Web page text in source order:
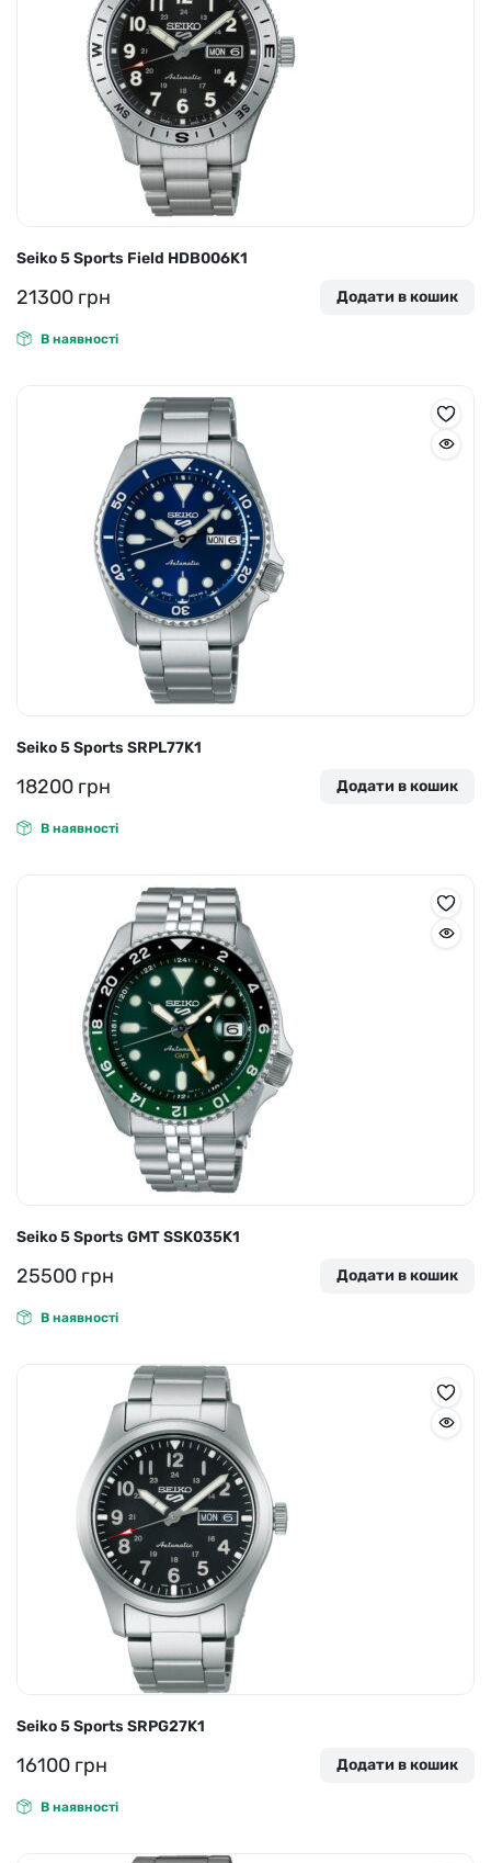
Seiko 5 Sports Field HDB006K1
21300 грн Додати в кошик
В наявності
Seiko 5 Sports SRPL77K1
18200 грн Додати в кошик
В наявності
Seiko 5 Sports GMT SSK035K1
25500 грн Додати в кошик
В наявності
Seiko 5 Sports SRPG27K1
16100 грн Додати в кошик
В наявності